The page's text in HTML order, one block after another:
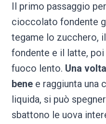
Il primo passaggio
cioccolato fondente
tegame lo zucchero,
fondente e il latte,
fuoco lento. Una
bene e raggiunta una
liquida, si può
sbattono le uova